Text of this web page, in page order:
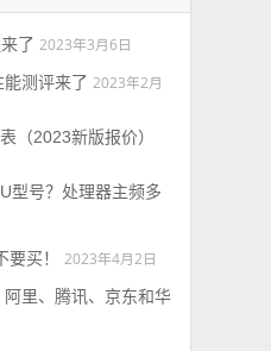
了 2023年3月6日
测评来了 2023年2月
（2023新版报价）
型号？处理器主频多
买！
2023年4月2日
里、腾讯、京东和华